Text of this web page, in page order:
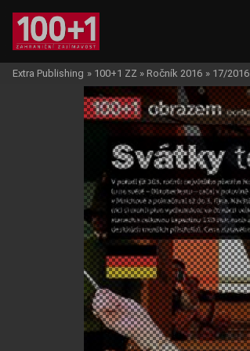
Extra Publishing » 100+1 ZZ » Ročník 2016 » 17/2016